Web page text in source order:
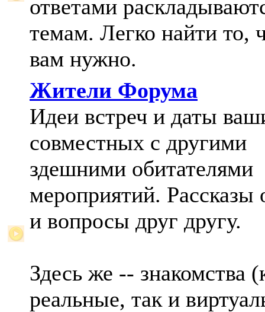
ответами
темам. Легко найти то,
вам нужно.
Жители Форума
Идеи встреч и даты
совместных с другими
здешними обитателями
мероприятий. Рассказы
и вопросы друг другу.
Здесь же -- знакомства
реальные, так и